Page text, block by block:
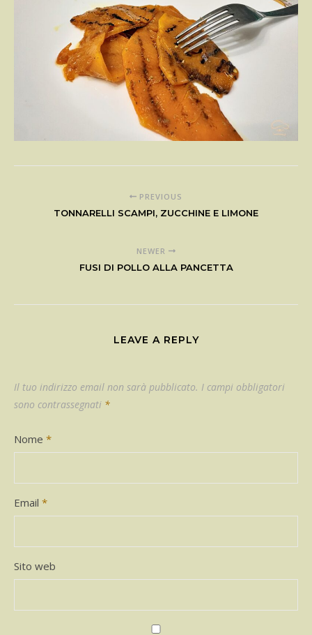
PREVIOUS
TONNARELLI SCAMPI, ZUCCHINE E LIMONE
NEWER
FUSI DI POLLO ALLA PANCETTA
LEAVE A REPLY
Il tuo indirizzo email non sarà pubblicato. I campi obbligatori
sono contrassegnati *
Nome *
Email *
Sito web